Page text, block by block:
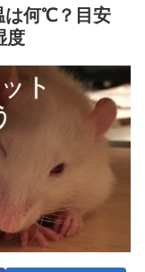
は何℃？目安
度